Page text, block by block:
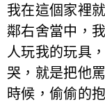
我在這個家裡
鄰右舍當中，
人玩我的玩具
哭，就是把他
時候，偷偷的